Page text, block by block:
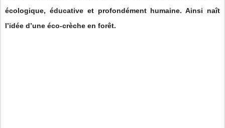
écologique, éducative et profondément humaine. Ainsi naît
l’idée d’une éco-crèche en forêt.